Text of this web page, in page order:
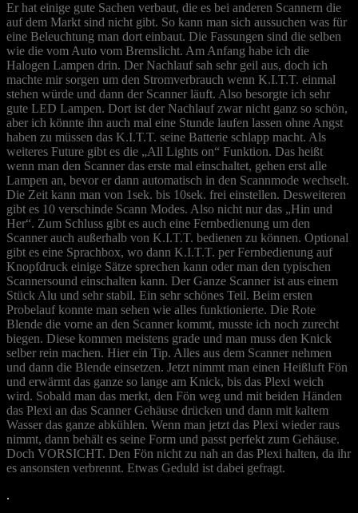
Er hat einige gute Sachen verbaut, die es bei anderen Scannern die
auf dem Markt sind nicht gibt. So kann man sich aussuchen was für
eine Beleuchtung man dort einbaut. Die Fassungen sind die selben
wie die vom Auto vom Bremslicht. Am Anfang habe ich die
Halogen Lampen drin. Der Nachlauf sah sehr geil aus, doch ich
machte mir sorgen um den Stromverbrauch wenn K.I.T.T. einmal
stehen würde und dann der Scanner läuft. Also besorgte ich sehr
gute LED Lampen. Dort ist der Nachlauf zwar nicht ganz so schön,
aber ich könnte ihn auch mal eine Stunde laufen lassen ohne Angst
haben zu müssen das K.I.T.T. seine Batterie schlapp macht. Als
weiteres Future gibt es die „All Lights on“ Funktion. Das heißt
wenn man den Scanner das erste mal einschaltet, gehen erst alle
Lampen an, bevor er dann automatisch in den Scannmode wechselt.
Die Zeit kann man von 1sek. bis 10sek. frei einstellen. Desweiteren
gibt es 10 verschinde Scann Modes. Also nicht nur das „Hin und
Her“. Zum Schluss gibt es auch eine Fernbedienung um den
Scanner auch außerhalb von K.I.T.T. bedienen zu können. Optional
gibt es eine Sprachbox, wo dann K.I.T.T. per Fernbedienung auf
Knopfdruck einige Sätze sprechen kann oder man den typischen
Scannersound einschalten kann. Der Ganze Scanner ist aus einem
Stück Alu und sehr stabil. Ein sehr schönes Teil. Beim ersten
Probelauf konnte man sehen wie alles funktionierte. Die Rote
Blende die vorne an den Scanner kommt, musste ich noch zurecht
biegen. Diese kommen meistens grade und man muss den Knick
selber rein machen. Hier ein Tip. Alles aus dem Scanner nehmen
und dann die Blende einsetzen. Jetzt nimmt man einen Heißluft Fön
und erwärmt das ganze so lange am Knick, bis das Plexi weich
wird. Sobald man das merkt, den Fön weg und mit beiden Händen
das Plexi an das Scanner Gehäuse drücken und dann mit kaltem
Wasser das ganze abkühlen. Wenn man jetzt das Plexi wieder raus
nimmt, dann behält es seine Form und passt perfekt zum Gehäuse.
Doch VORSICHT. Den Fön nicht zu nah an das Plexi halten, da ihr
es ansonsten verbrennt. Etwas Geduld ist dabei gefragt.
.